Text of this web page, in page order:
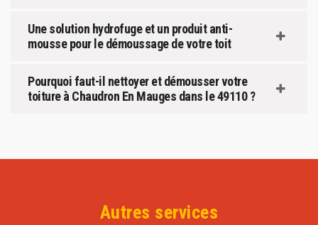
Une solution hydrofuge et un produit anti-
mousse pour le démoussage de votre toit
Pourquoi faut-il nettoyer et démousser votre
toiture à Chaudron En Mauges dans le 49110 ?
Autres services